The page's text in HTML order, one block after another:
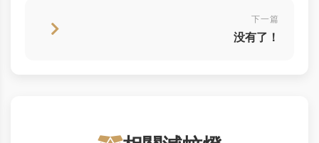
下一篇
没有了！